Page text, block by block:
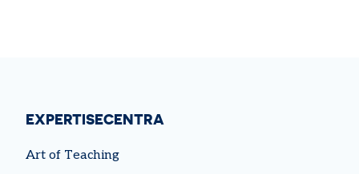
EXPERTISECENTRA
Art of Teaching